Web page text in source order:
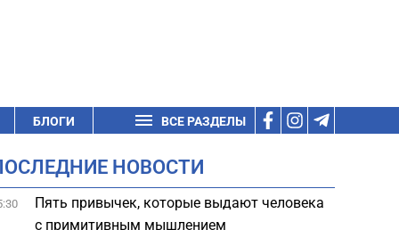
БЛОГИ ВСЕ РАЗДЕЛЫ
НОВОСТИ
Пять привычек, которые выдают человека
с примитивным мышлением